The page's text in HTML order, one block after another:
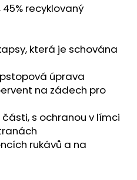
recyklovaný
která je schována
úprava
na zádech pro
s ochranou v límci
rukávů a na